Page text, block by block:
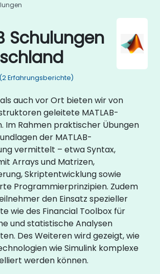
Schulungen
(2 Erfahrungsberichte)
auch vor Ort bieten wir von
geleitete MATLAB-
Im Rahmen praktischer Übungen
der MATLAB-
vermittelt – etwa Syntax,
Arrays und Matrizen,
Skriptentwicklung sowie
Programmierprinzipien. Zudem
den Einsatz spezieller
wie des Financial Toolbox für
und statistische Analysen
Des Weiteren wird gezeigt, wie
wie Simulink komplexe
werden können.